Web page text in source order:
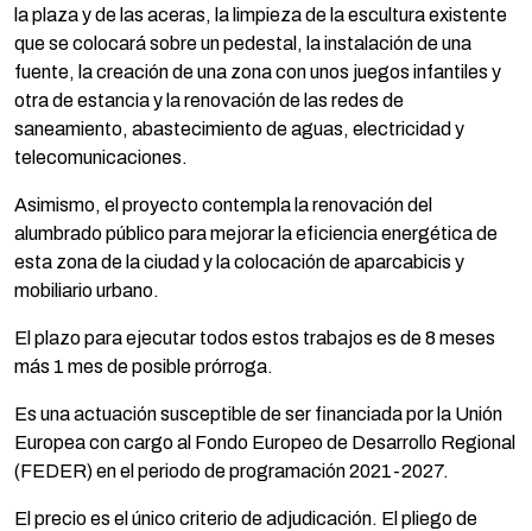
la plaza y de las aceras, la limpieza de la escultura existente
que se colocará sobre un pedestal, la instalación de una
fuente, la creación de una zona con unos juegos infantiles y
otra de estancia y la renovación de las redes de
saneamiento, abastecimiento de aguas, electricidad y
telecomunicaciones.
Asimismo, el proyecto contempla la renovación del
alumbrado público para mejorar la eficiencia energética de
esta zona de la ciudad y la colocación de aparcabicis y
mobiliario urbano.
El plazo para ejecutar todos estos trabajos es de 8 meses
más 1 mes de posible prórroga.
Es una actuación susceptible de ser financiada por la Unión
Europea con cargo al Fondo Europeo de Desarrollo Regional
(FEDER) en el periodo de programación 2021-2027.
El precio es el único criterio de adjudicación. El pliego de